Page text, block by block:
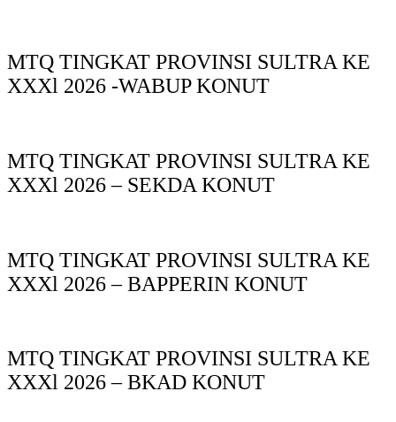
MTQ TINGKAT PROVINSI SULTRA KE
XXXl 2026 -WABUP KONUT
MTQ TINGKAT PROVINSI SULTRA KE
XXXl 2026 – SEKDA KONUT
MTQ TINGKAT PROVINSI SULTRA KE
XXXl 2026 – BAPPERIN KONUT
MTQ TINGKAT PROVINSI SULTRA KE
XXXl 2026 – BKAD KONUT